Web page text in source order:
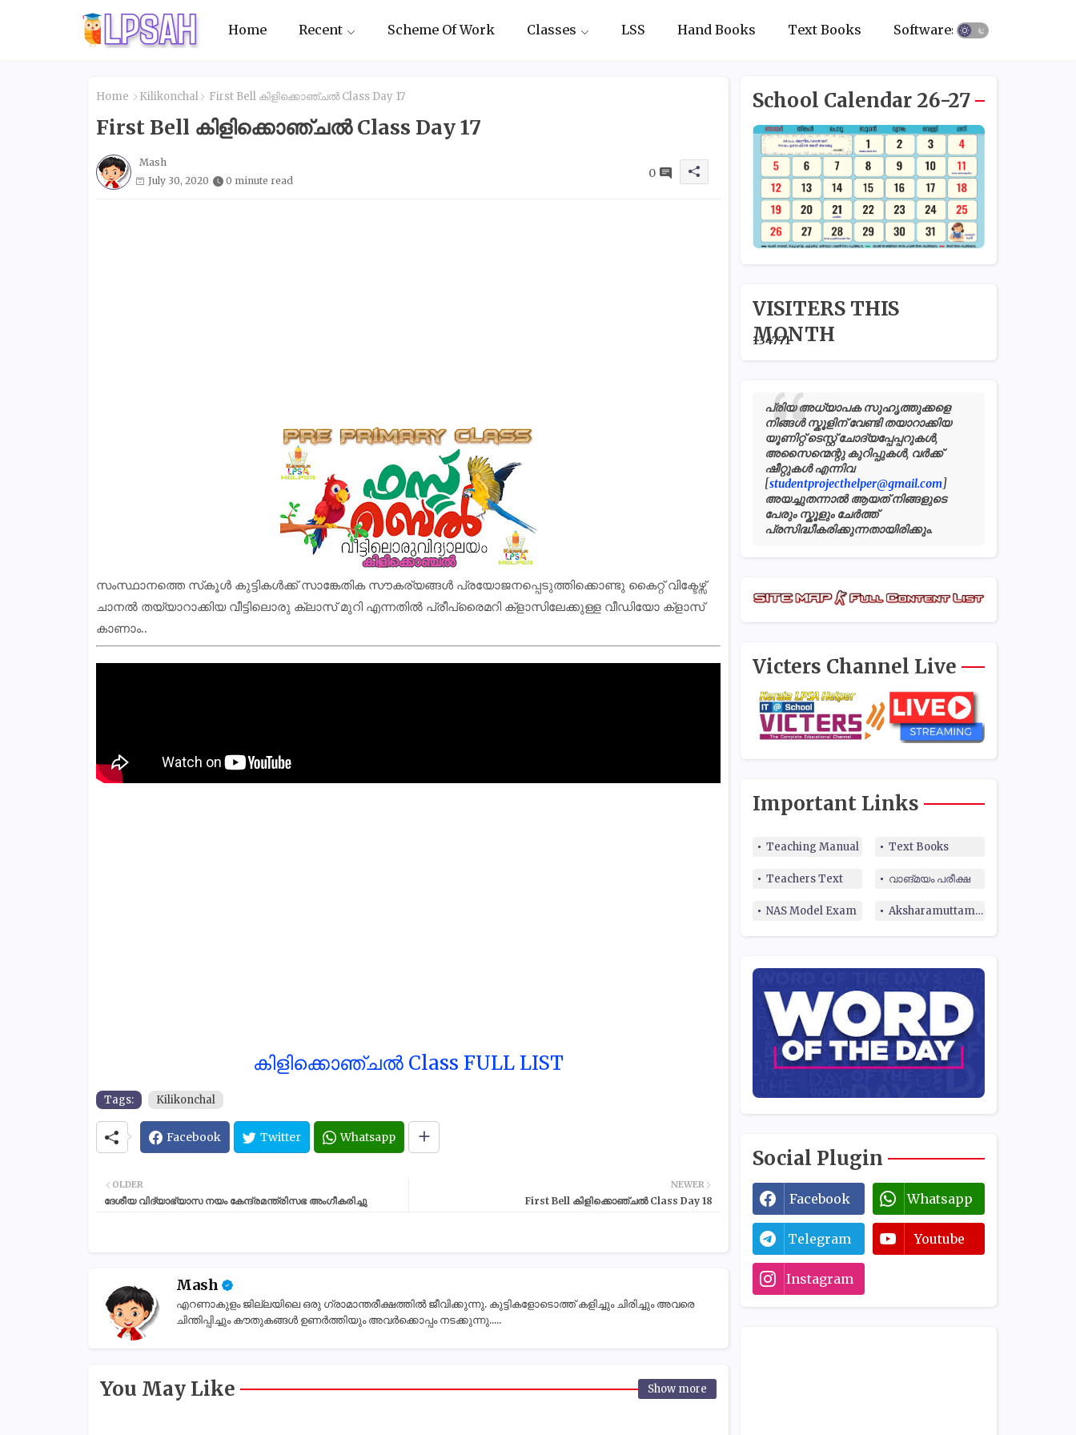
Home Recent Scheme Of Work Classes LSS Hand Books Text Books Softwares
Home Kilikonchal First Bell കിളിക്കൊഞ്ചൽ Class Day 17
First Bell കിളിക്കൊഞ്ചൽ Class Day 17
Mash
July 30, 2020
0 minute read
0
സംസ്ഥാനത്തെ സ്‌കൂൾ കുട്ടികൾക്ക് സാങ്കേതിക സൗകര്യങ്ങൾ പ്രയോജനപ്പെടുത്തിക്കൊണ്ടു കൈറ്റ് വിക്ടേഴ്സ്
ചാനല്‍ തയ്യാറാക്കിയ വീട്ടിലൊരു ക്ലാസ് മുറി എന്നതിൽ പ്രീപ്രൈമറി ക്‌ളാസിലേക്കുള്ള വീഡിയോ ക്‌ളാസ്
കാണാം..
കിളിക്കൊഞ്ചൽ Class FULL LIST
Tags: Kilikonchal
Facebook Twitter Whatsapp
NEWER
First Bell കിളിക്കൊഞ്ചൽ Class Day 18
OLDER
ദേശീയ വിദ്യാഭ്യാസ നയം കേന്ദ്രമന്ത്രിസഭ അംഗീകരിച്ചു
Mash
എറണാകുളം ജില്ലയിലെ ഒരു ഗ്രാമാന്തരീക്ഷത്തിൽ ജീവിക്കുന്നു. കുട്ടികളോടൊത്ത് കളിച്ചും ചിരിച്ചും അവരെ
ചിന്തിപ്പിച്ചും കൗതുകങ്ങൾ ഉണർത്തിയും അവർക്കൊപ്പം നടക്കുന്നു.....
You May Like Show more
School Calendar 26-27
VISITERS THIS
MONTH
134771
പ്രിയ അധ്യാപക സുഹൃത്തുക്കളെ
നിങ്ങൾ സ്കൂളിന് വേണ്ടി തയാറാക്കിയ
യൂണിറ്റ് ടെസ്റ്റ് ചോദ്യപ്പേപ്പറുകൾ,
അസൈന്മെന്റു കുറിപ്പുകൾ, വർക്ക്
ഷീറ്റുകൾ എന്നിവ
[studentprojecthelper@gmail.com]
അയച്ചുതന്നാൽ ആയത് നിങ്ങളുടെ
പേരും സ്കൂളും ചേർത്ത്
പ്രസിദ്ധീകരിക്കുന്നതായിരിക്കും.
Victers Channel Live
Important Links
Teaching Manual Text Books
Teachers Text വാങ്മയം പരീക്ഷ
NAS Model Exam Aksharamuttam Quiz
Social Plugin
Facebook Whatsapp
Telegram Youtube
Instagram